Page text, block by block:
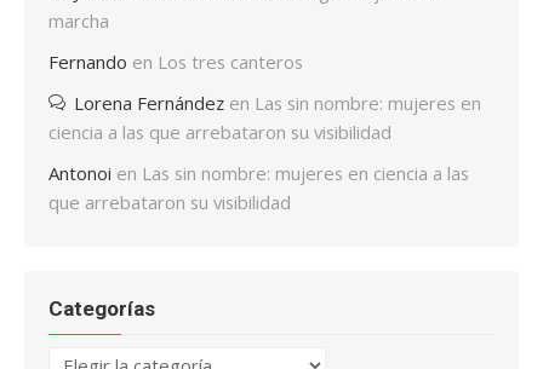
marcha
Fernando en Los tres canteros
Lorena Fernández en Las sin nombre: mujeres en
ciencia a las que arrebataron su visibilidad
Antonoi en Las sin nombre: mujeres en ciencia a las
que arrebataron su visibilidad
Categorías
Categorías